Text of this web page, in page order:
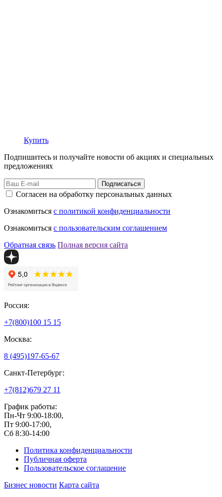
Купить
Подпишитесь и получайте новости об акциях и специальных
предложениях
Подписаться
Согласен на обработку персональных данных
Ознакомиться с политикой конфиденциальности
Ознакомиться с пользовательским соглашением
Обратная связь Полная версия сайта
Россия:
+7(800)100 15 15
Москва:
8 (495)197-65-67
Санкт-Петербург:
+7(812)679 27 11
График работы:
Пн-Чт 9:00-18:00,
Пт 9:00-17:00,
Сб 8:30-14:00
Политика конфиденциальности
Публичная оферта
Пользовательское соглашение
Бизнес новости Карта сайта